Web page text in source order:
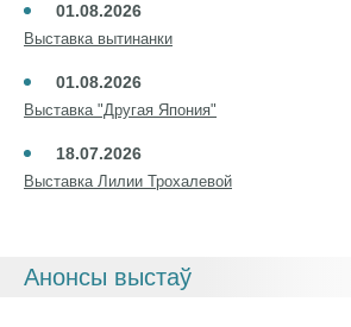
01.08.2026
Выставка вытинанки
01.08.2026
Выставка "Другая Япония"
18.07.2026
Выставка Лилии Трохалевой
Анонсы выстаў